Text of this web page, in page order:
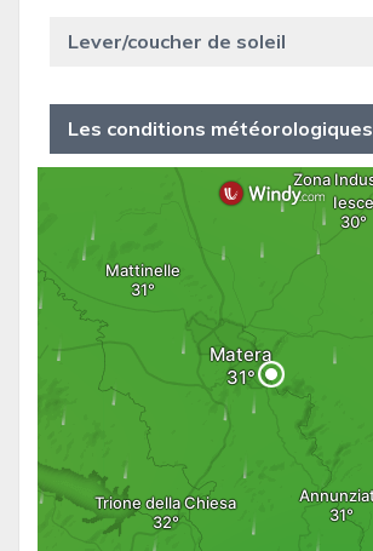
Lever/coucher de soleil
Les conditions météorologiques